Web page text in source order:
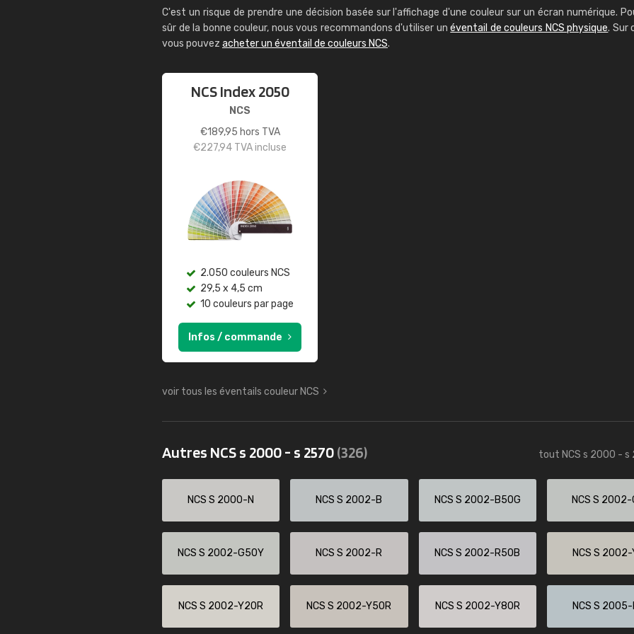
C'est un risque de prendre une décision basée sur l'affichage d'une couleur sur un écran numérique.
sûr de la bonne couleur, nous vous recommandons d'utiliser unéventail de couleurs NCS physique. Sur
vous pouvez acheter un éventail de couleurs NCS.
NCS Index 2050
NCS
€189,95 hors TVA
€227,94 TVA incluse
2.050 couleurs NCS
29,5 x 4,5 cm
10 couleurs par page
Infos / commande
voir tous les éventails couleur NCS
Autres NCS s 2000 - s 2570(326) tout NCS s 2000 - s
NCS S 2000-N NCS S 2002-B NCS S 2002-B50G NCS S 2002-
NCS S 2002-G50Y NCS S 2002-R NCS S 2002-R50B NCS S 2002-
NCS S 2002-Y20R NCS S 2002-Y50R NCS S 2002-Y80R NCS S 2005-